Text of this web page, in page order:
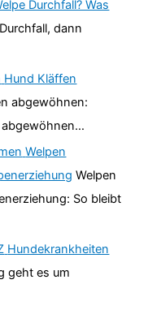
Durchfall? Was
dann
Hund Kläffen
abgewöhnen:
abgewöhnen…
Welpen
Welpen
So bleibt
Hundekrankheiten
geht es um